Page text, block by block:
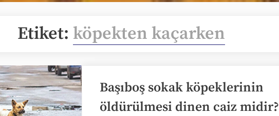
Etiket: köpekten kaçarken
Başıboş sokak köpeklerinin
öldürülmesi dinen caiz midir?